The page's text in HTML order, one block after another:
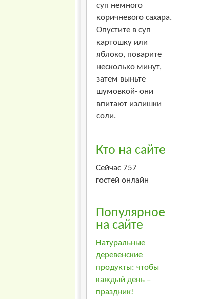
суп немного
коричневого сахара.
Опустите в суп
картошку или
яблоко, поварите
несколько минут,
затем выньте
шумовкой- они
впитают излишки
соли.
Кто на сайте
Сейчас 757
гостей онлайн
Популярное
на сайте
Натуральные
деревенские
продукты: чтобы
каждый день –
праздник!